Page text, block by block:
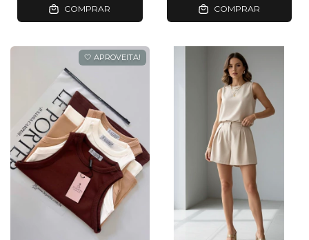
COMPRAR COMPRAR
🤍 APROVEITA!